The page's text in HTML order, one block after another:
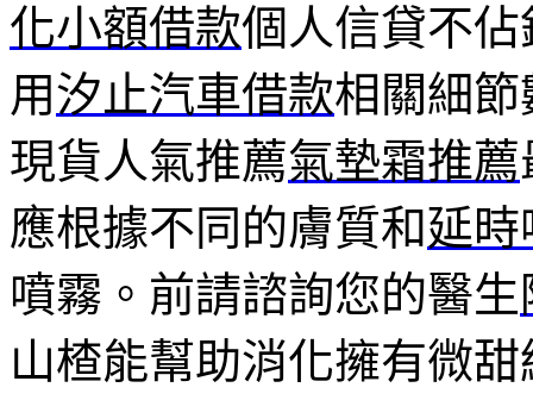
化小額借款個人信貸不
用汐止汽車借款相關細
現貨人氣推薦氣墊霜推薦
應根據不同的膚質和延時
噴霧。前請諮詢您的醫生
山楂能幫助消化擁有微